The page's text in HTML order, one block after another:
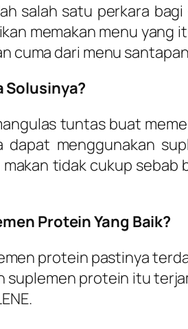
salah satu perkara
memakan menu yang
cuma dari menu
Solusinya?
tuntas buat
menggunakan
tidak cukup
Protein Yang Baik?
protein pastinya
protein itu